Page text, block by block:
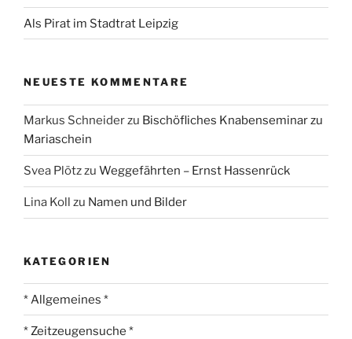
Als Pirat im Stadtrat Leipzig
NEUESTE KOMMENTARE
Markus Schneiderzu Bischöfliches Knabenseminar zu
Mariaschein
Svea Plötzzu Weggefährten – Ernst Hassenrück
Lina Koll zu Namen und Bilder
KATEGORIEN
* Allgemeines *
* Zeitzeugensuche *